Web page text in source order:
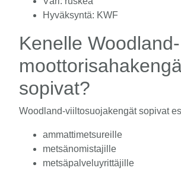
Hyväksyntä: KWF
Kenelle Woodland-
sopivat?
Woodland-viiltosuojakengät sopivat
ammattimetsureille
metsänomistajille
metsäpalveluyrittäjille